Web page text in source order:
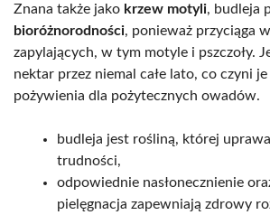
Znana także jako krzew motyli, budleja
bioróżnorodności, ponieważ przyciąga
zapylających, w tym motyle i pszczoły.
nektar przez niemal całe lato, co czyni
pożywienia dla pożytecznych owadów.
budleja jest rośliną, której
trudności,
odpowiednie nasłonecznienie
pielęgnacja zapewniają zdrowy